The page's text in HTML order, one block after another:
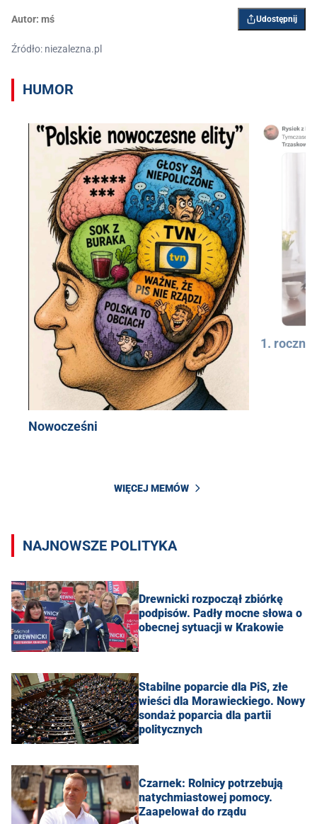
Autor: mś Udostępnij
Źródło: niezalezna.pl
HUMOR
Nowocześni
1.
WIĘCEJ MEMÓW
NAJNOWSZE POLITYKA
Drewnicki rozpoczął zbiórkę
podpisów. Padły mocne słowa o
obecnej sytuacji w Krakowie
Stabilne poparcie dla PiS, złe
wieści dla Morawieckiego. Nowy
sondaż poparcia dla partii
politycznych
Czarnek: Rolnicy potrzebują
natychmiastowej pomocy.
Zaapelował do rządu